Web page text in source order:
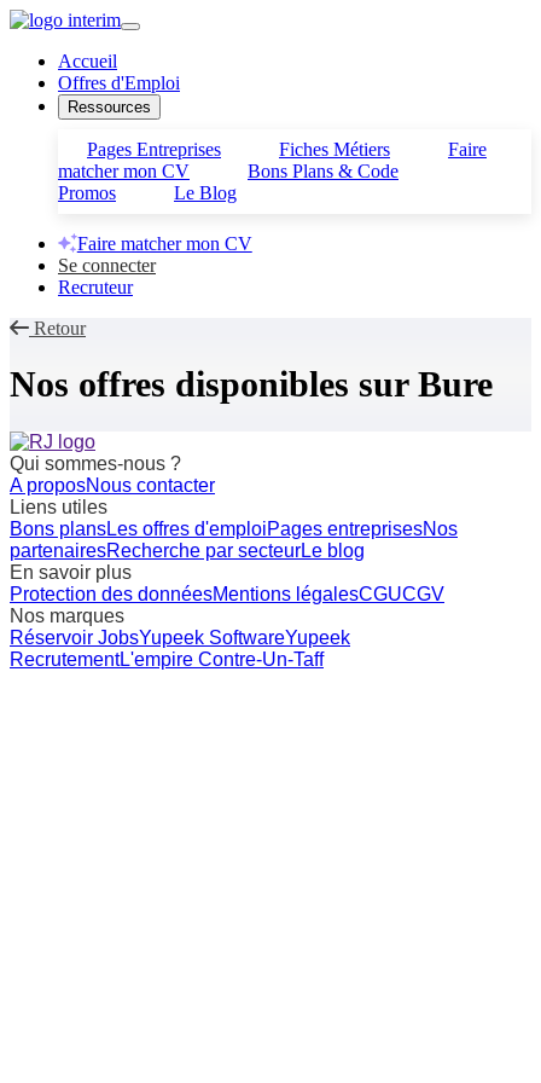
Accueil
Offres d'Emploi
Ressources
Pages Entreprises Fiches Métiers
Faire
matcher mon CV
Bons Plans & Code
Promos
Le Blog
Faire matcher mon CV
Se connecter
Recruteur
Retour
Nos offres disponibles sur Bure
Qui sommes-nous ?
A proposNous contacter
Liens utiles
Bons plansLes offres d'emploiPages entreprisesNos
partenairesRecherche par secteurLe blog
En savoir plus
Protection des donnéesMentions légalesCGUCGV
Nos marques
Réservoir JobsYupeek SoftwareYupeek
RecrutementL'empire Contre-Un-Taff